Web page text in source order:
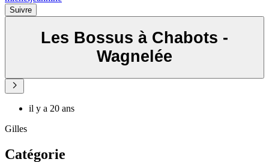
Suivre
Les Bossus à Chabots -
Wagnelée
il y a 20 ans
Gilles
Catégorie